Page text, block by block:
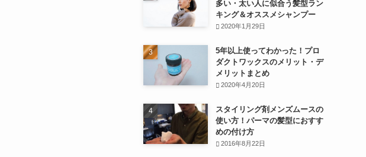
多い・太い人に似合う髪型ラン
キング＆オススメシャンプー
2020年1月29日
5年以上使ってわかった！プロ
ダクトワックスのメリット・デ
メリットまとめ
2020年4月20日
スタイリング剤メンズムースの
使い方！パーマの髪型におすす
めの付け方
2016年8月22日